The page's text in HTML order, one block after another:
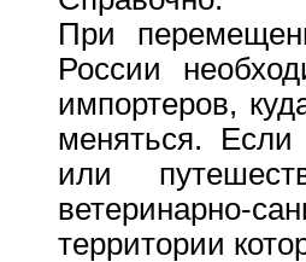
При
России
импортеров,
меняться. Если
или
ветеринарно-
территории